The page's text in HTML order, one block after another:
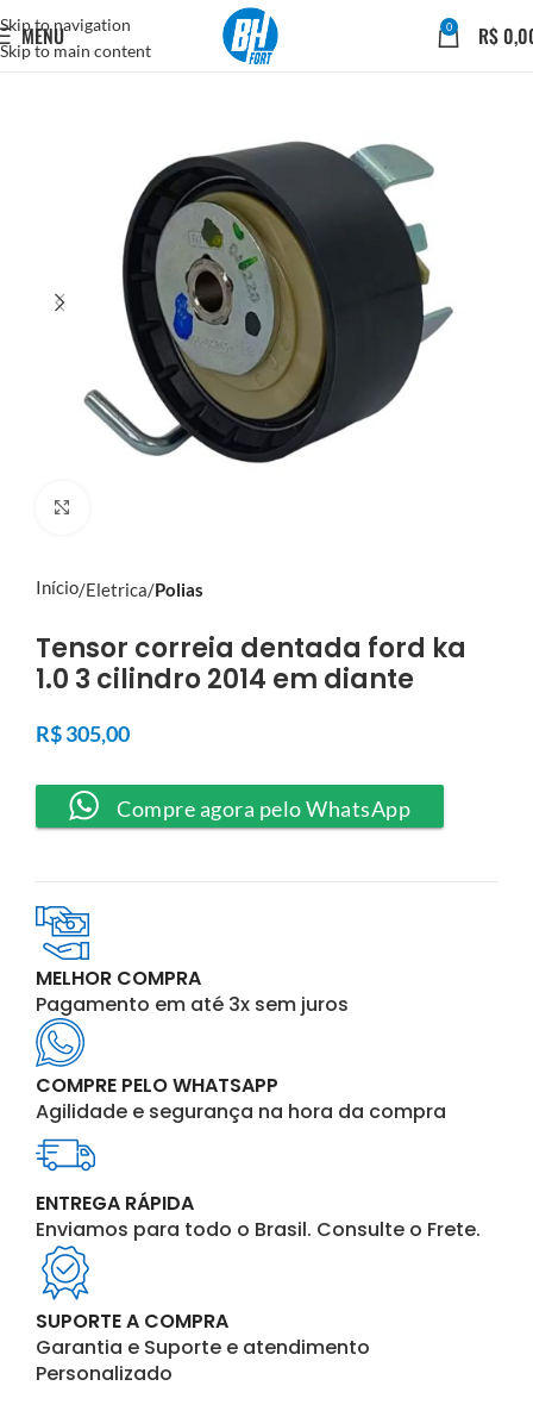
Skip to navigation
Skip to main content
MENU 0 R$
Início Eletrica Polias
Tensor correia dentada ford ka
1.0 3 cilindro 2014 em diante
R$305,00
Compre agora pelo WhatsApp
MELHOR COMPRA
Pagamento em até 3x sem juros
COMPRE PELO WHATSAPP
Agilidade e segurança na hora da compra
ENTREGA RÁPIDA
Enviamos para todo o Brasil. Consulte o Frete.
SUPORTE A COMPRA
Garantia e Suporte e atendimento
Personalizado